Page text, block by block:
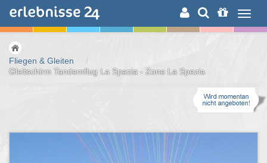
ERLEBNISSUCHE
Fliegen & Gleiten
/
Gleitschirm Tandemflug La Spezia - Zone La Spezia